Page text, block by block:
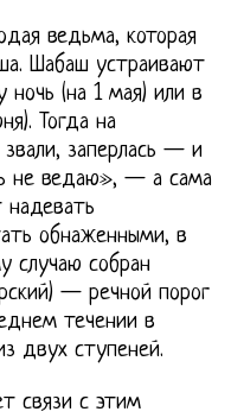
ведьма, которая
Шабаш устраивают
ночь (на 1 мая) или в
Тогда на
заперлась — и
не ведаю», — а сама
надевать
обнаженными, в
случаю собран
— речной порог
течении в
двух ступеней.
связи с этим